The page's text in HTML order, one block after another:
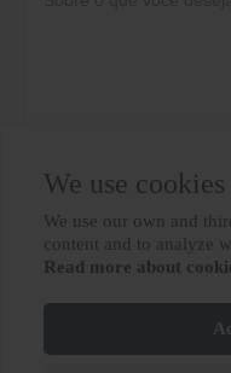
submeter
We use cookies
We use our own and
content and to analyze
Read more about